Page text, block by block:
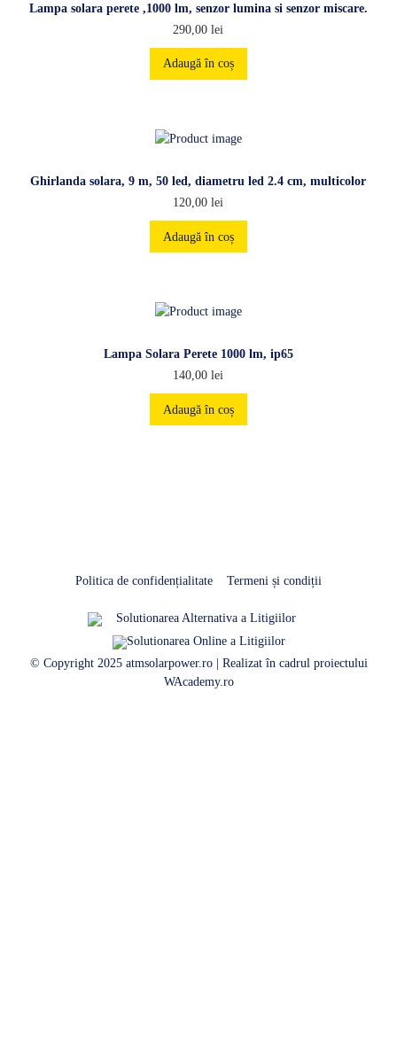
Lampa solara perete ,1000 lm, senzor lumina si senzor miscare.
290,00lei
Adaugă în coș
Ghirlanda solara, 9 m, 50 led, diametru led 2.4 cm, multicolor
120,00lei
Adaugă în coș
Lampa Solara Perete 1000 lm, ip65
140,00lei
Adaugă în coș
Politica de confidențialitate Termeni și condiții
© Copyright 2025 atmsolarpower.ro | Realizat în cadrul proiectului
WAcademy.ro